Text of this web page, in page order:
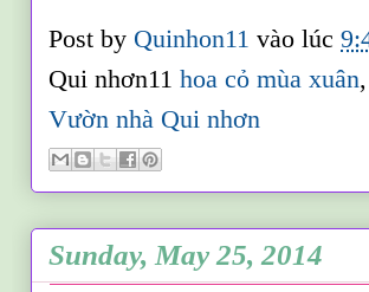
Post by Quinhon11vào lúc
Qui nhơn11hoa cỏ mùa xuân,
Vườn nhà Qui nhơn
Sunday, May 25, 2014